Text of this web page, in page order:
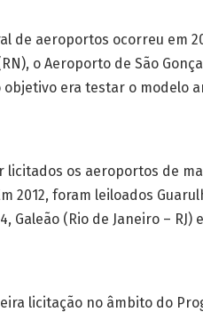
de aeroportos ocorreu em
o Aeroporto de São
era testar o modelo
licitados os aeroportos de
2012, foram leiloados
Galeão (Rio de Janeiro –
licitação no âmbito do